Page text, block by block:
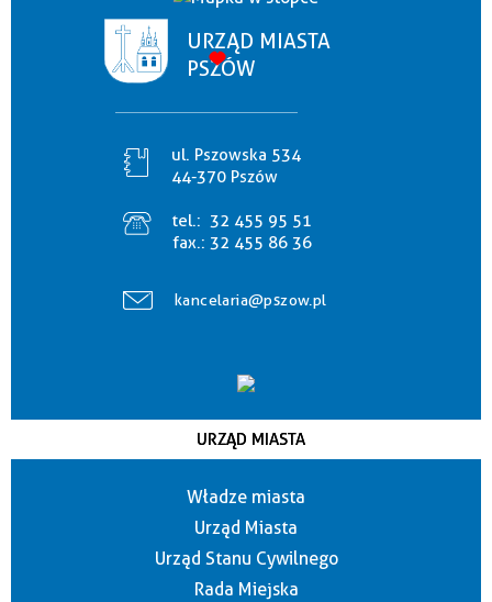
URZĄD MIASTA
PSZÓW
ul. Pszowska 534
44-370 Pszów
tel.: 32 455 95 51
fax.: 32 455 86 36
kancelaria@pszow.pl
URZĄD MIASTA
Władze miasta
Urząd Miasta
Urząd Stanu Cywilnego
Rada Miejska